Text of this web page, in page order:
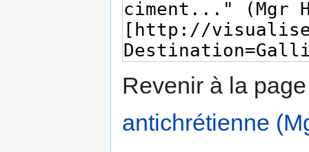
Revenir à la
antichrétienne